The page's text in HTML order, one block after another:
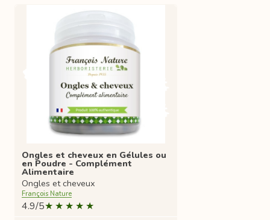
Ongles et cheveux en Gélules ou
en Poudre - Complément
Alimentaire
Ongles et cheveux
François Nature
4.9/5